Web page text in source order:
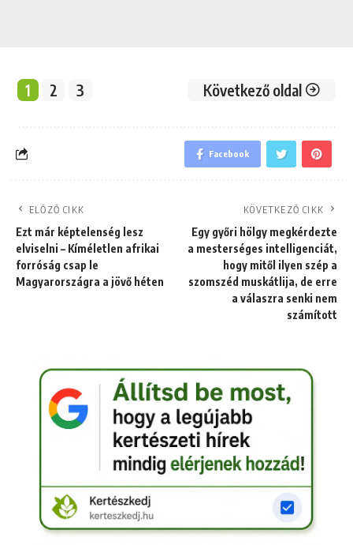
1 2 3 Következő oldal
Facebook
ELŐZŐ CIKK
Ezt már képtelenség lesz
elviselni – Kíméletlen afrikai
forróság csap le
Magyarországra a jövő héten
KÖVETKEZŐ CIKK
Egy győri hölgy megkérdezte
a mesterséges intelligenciát,
hogy mitől ilyen szép a
szomszéd muskátlija, de erre
a válaszra senki nem
számított